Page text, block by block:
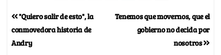
Tenemos que movernos, que el
gobierno no decida por
nosotros
"Quiero salir de esto", la
conmovedora historia de
Andry